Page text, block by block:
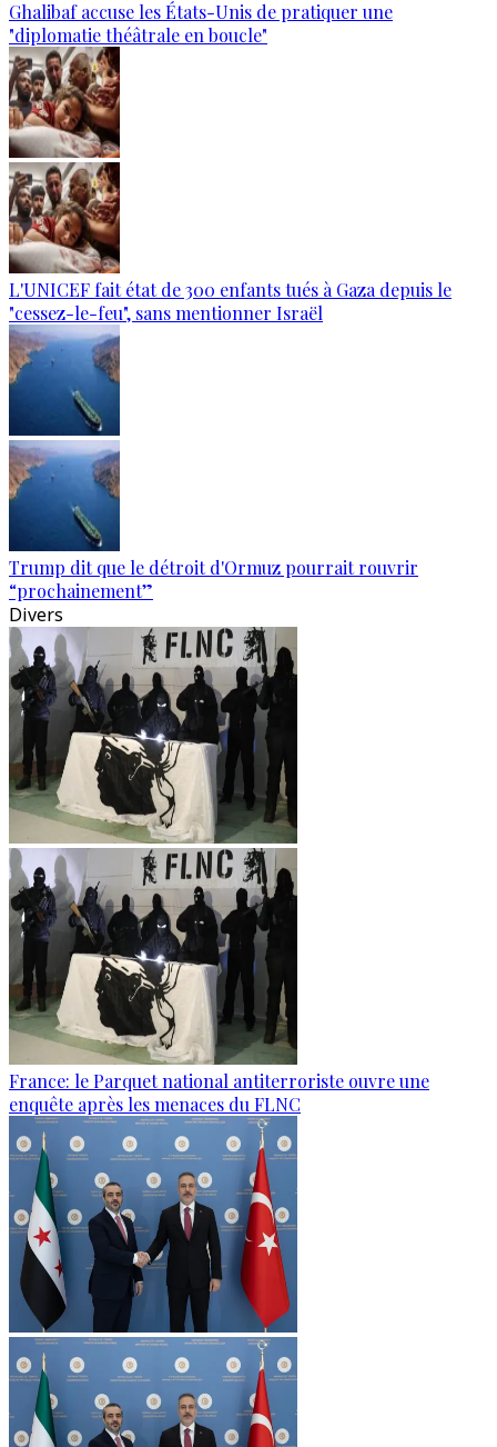
Ghalibaf accuse les États-Unis de pratiquer une
"diplomatie théâtrale en boucle"
L'UNICEF fait état de 300 enfants tués à Gaza depuis le
"cessez-le-feu", sans mentionner Israël
Trump dit que le détroit d'Ormuz pourrait rouvrir
“prochainement”
Divers
France: le Parquet national antiterroriste ouvre une
enquête après les menaces du FLNC